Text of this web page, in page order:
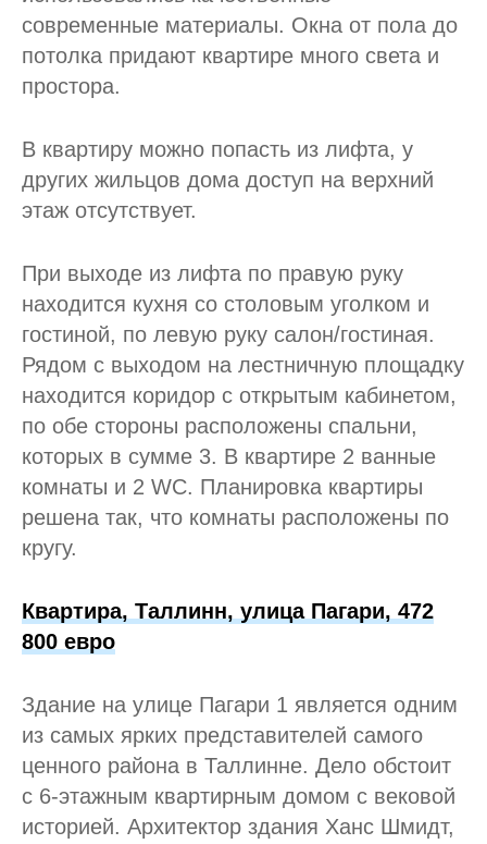
современные материалы. Окна от пола до
потолка придают квартире много света и
простора.
В квартиру можно попасть из лифта, у
других жильцов дома доступ на верхний
этаж отсутствует.
При выходе из лифта по правую руку
находится кухня со столовым уголком и
гостиной, по левую руку салон/гостиная.
Рядом с выходом на лестничную площадку
находится коридор с открытым кабинетом,
по обе стороны расположены спальни,
которых в сумме 3. В квартире 2 ванные
комнаты и 2 WC. Планировка квартиры
решена так, что комнаты расположены по
кругу.
Квартира, Таллинн, улица Пагари, 472
800 евро
Здание на улице Пагари 1 является одним
из самых ярких представителей самого
ценного района в Таллинне. Дело обстоит
с 6-этажным квартирным домом с вековой
историей. Архитектор здания Ханс Шмидт,